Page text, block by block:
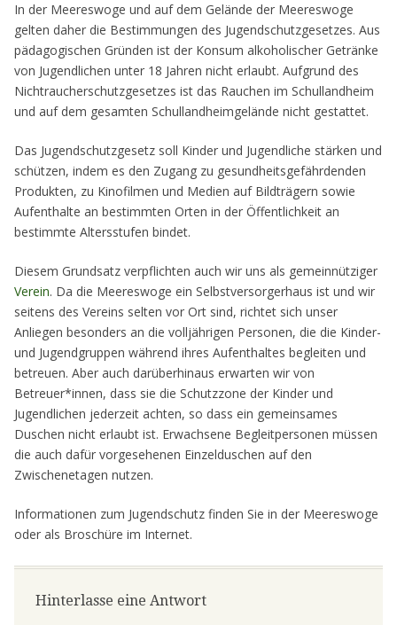
In der Meereswoge und auf dem Gelände der Meereswoge
gelten daher die Bestimmungen des Jugendschutzgesetzes. Aus
pädagogischen Gründen ist der Konsum alkoholischer Getränke
von Jugendlichen unter 18 Jahren nicht erlaubt. Aufgrund des
Nichtraucherschutzgesetzes ist das Rauchen im Schullandheim
und auf dem gesamten Schullandheimgelände nicht gestattet.
Das Jugendschutzgesetz soll Kinder und Jugendliche stärken und
schützen, indem es den Zugang zu gesundheitsgefährdenden
Produkten, zu Kinofilmen und Medien auf Bildträgern sowie
Aufenthalte an bestimmten Orten in der Öffentlichkeit an
bestimmte Altersstufen bindet.
Diesem Grundsatz verpflichten auch wir uns als gemeinnütziger
Verein. Da die Meereswoge ein Selbstversorgerhaus ist und wir
seitens des Vereins selten vor Ort sind, richtet sich unser
Anliegen besonders an die volljährigen Personen, die die Kinder-
und Jugendgruppen während ihres Aufenthaltes begleiten und
betreuen. Aber auch darüberhinaus erwarten wir von
Betreuer*innen, dass sie die Schutzzone der Kinder und
Jugendlichen jederzeit achten, so dass ein gemeinsames
Duschen nicht erlaubt ist. Erwachsene Begleitpersonen müssen
die auch dafür vorgesehenen Einzelduschen auf den
Zwischenetagen nutzen.
Informationen zum Jugendschutz finden Sie in der Meereswoge
oder als Broschüre im Internet.
Hinterlasse eine Antwort